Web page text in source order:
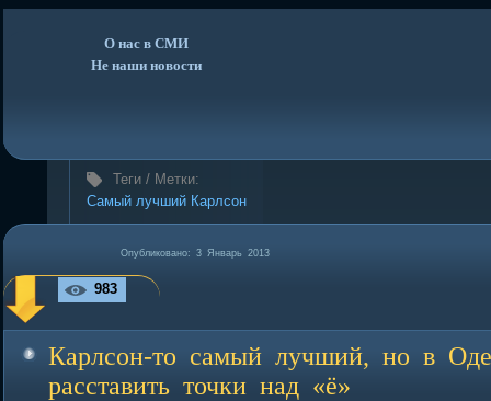
О нас в СМИ
Не наши новости
Теги / Метки:
Самый лучший Карлсон
Опубликовано: 3 Январь 2013
983
Карлсон-то самый лучший, но в
расставить точки над «ё»